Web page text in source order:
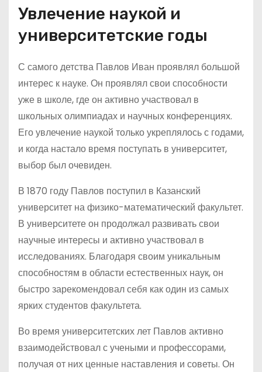
Увлечение наукой и
университетские годы
С самого детства Павлов Иван проявлял большой
интерес к науке. Он проявлял свои способности
уже в школе, где он активно участвовал в
школьных олимпиадах и научных конференциях.
Его увлечение наукой только укреплялось с годами,
и когда настало время поступать в университет,
выбор был очевиден.
В 1870 году Павлов поступил в Казанский
университет на физико-математический факультет.
В университете он продолжал развивать свои
научные интересы и активно участвовал в
исследованиях. Благодаря своим уникальным
способностям в области естественных наук, он
быстро зарекомендовал себя как один из самых
ярких студентов факультета.
Во время университетских лет Павлов активно
взаимодействовал с учеными и профессорами,
получая от них ценные наставления и советы. Он